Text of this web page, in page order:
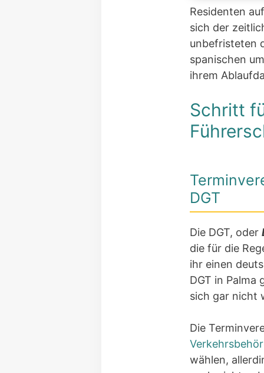
Residenten
sich der
unbefristeten
spanischen
ihrem
Schritt
DGT
Die DGT, oder
die für die
ihr einen
DGT in Palma
sich gar nicht
Die
wählen,